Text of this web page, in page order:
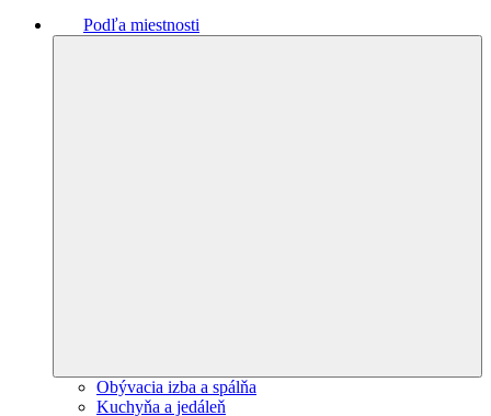
Podľa miestnosti
Obývacia izba a spálňa
Kuchyňa a jedáleň